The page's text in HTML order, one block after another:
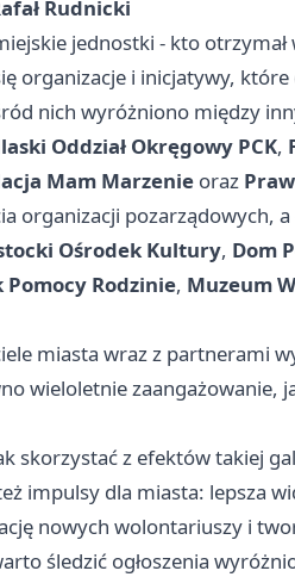
Rudnicki
jednostki - kto
organizacje i inicjatywy, które
nich wyróżniono między
Oddział Okręgowy PCK,
Mam Marzenie oraz
organizacji pozarządowych,
Ośrodek Kultury, Dom
Rodzinie, Muzeum
miasta wraz z partnerami
wieloletnie zaangażowanie,
skorzystać z efektów takiej
impulsy dla miasta: lepsza
nowych wolontariuszy i
śledzić ogłoszenia